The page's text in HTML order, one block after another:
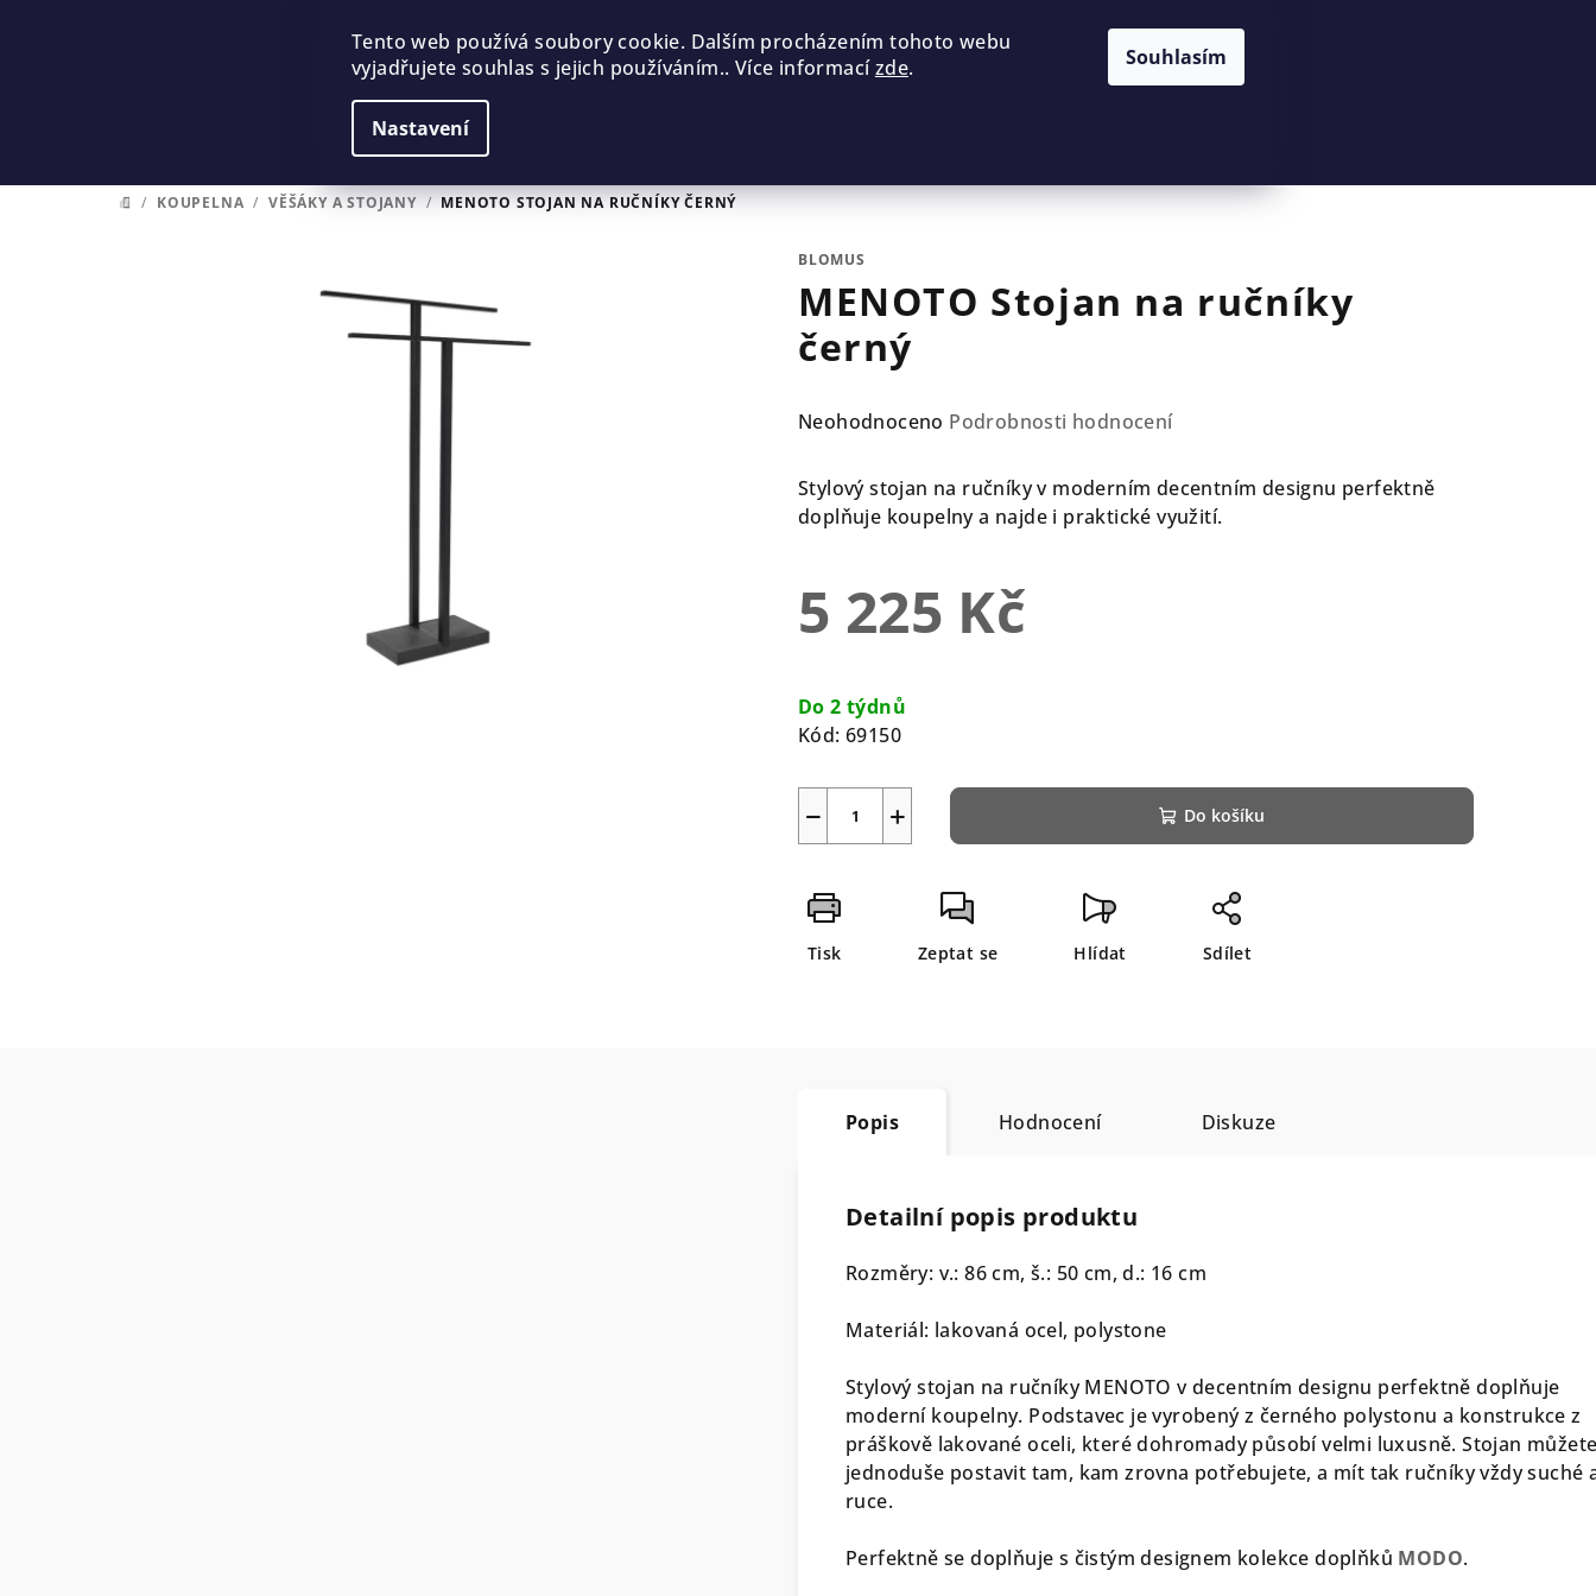
Tento web používá soubory cookie. Dalším procházením tohoto webu
vyjadřujete souhlas s jejich používáním.. Více informacízde.
Nastavení
Souhlasím
DOMŮ
/ KOUPELNA / VĚŠÁKY A STOJANY / MENOTO STOJAN NA RUČNÍKY ČERNÝ
BLOMUS
MENOTO Stojan na ručníky
černý
Průměrné
produktu
je
0,0
5
hvězdiček.
Neohodnoceno Podrobnosti hodnocení
Stylový stojan na ručníky v moderním decentním designu perfektně
doplňuje koupelny a najde i praktické využití.
5 225 Kč
cena:
Do 2 týdnů
Kód: 69150
+
− Do košíku
Tisk Zeptat se Hlídat Sdílet
Popis Hodnocení Diskuze
Detailní popis produktu
Rozměry: v.: 86 cm, š.: 50 cm, d.: 16 cm
Materiál: lakovaná ocel, polystone
Stylový stojan na ručníky MENOTO v decentním designu perfektně doplňuje
moderní koupelny. Podstavec je vyrobený z černého polystonu a konstrukce z
práškově lakované oceli, které dohromady působí velmi luxusně. Stojan
jednoduše postavit tam, kam zrovna potřebujete, a mít tak ručníky vždy suché
ruce.
Perfektně se doplňuje s čistým designem kolekce doplňků MODO.